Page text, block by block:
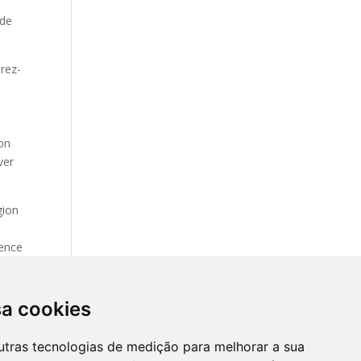
cookies
tecnologias de medição para melhorar a sua